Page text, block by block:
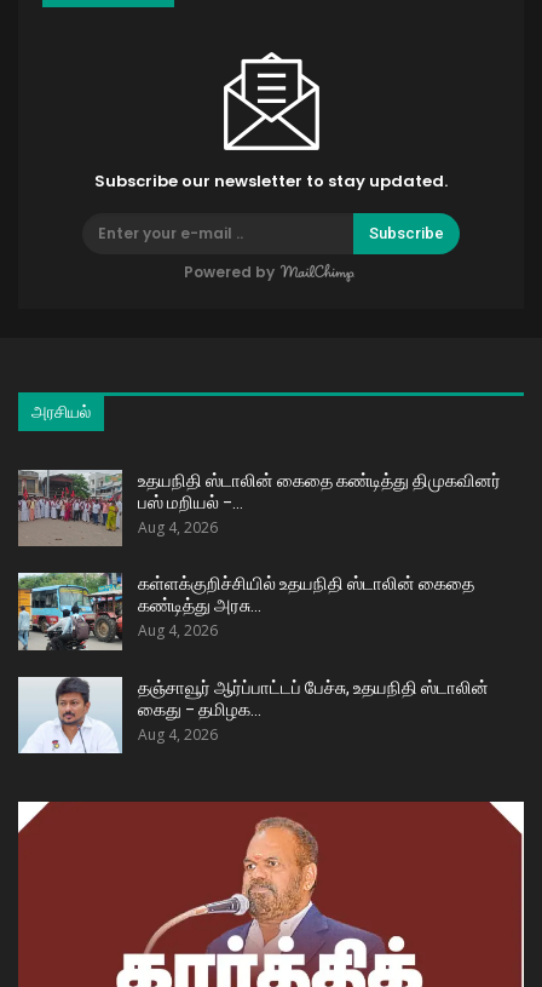
Subscribe our newsletter to stay updated.
Subscribe
Powered by
அரசியல்
உதயநிதி ஸ்டாலின் கைதை கண்டித்து திமுகவினர்
பஸ் மறியல் –…
Aug 4, 2026
கள்ளக்குறிச்சியில் உதயநிதி ஸ்டாலின் கைதை
கண்டித்து அரசு…
Aug 4, 2026
தஞ்சாவூர் ஆர்ப்பாட்டப் பேச்சு, உதயநிதி ஸ்டாலின்
கைது – தமிழக…
Aug 4, 2026